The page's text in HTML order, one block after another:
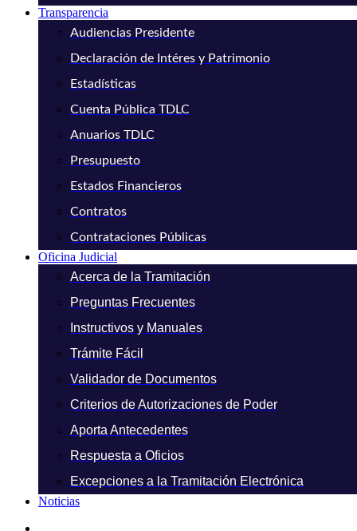
Transparencia
Audiencias Presidente
Declaración de Intéres y Patrimonio
Estadísticas
Cuenta Pública TDLC
Anuarios TDLC
Presupuesto
Estados Financieros
Contratos
Contrataciones Públicas
Oficina Judicial
Acerca de la Tramitación
Preguntas Frecuentes
Instructivos y Manuales
Trámite Fácil
Validador de Documentos
Criterios de Autorizaciones de Poder
Aporta Antecedentes
Respuesta a Oficios
Excepciones a la Tramitación Electrónica
Noticias